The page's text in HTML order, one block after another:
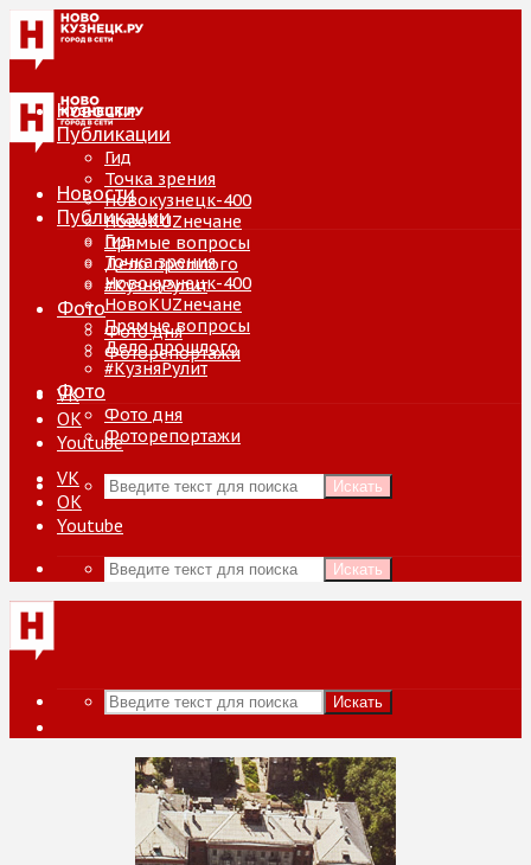
Новости
Публикации
Гид
Точка зрения
Новокузнецк-400
НовоKUZнечане
Прямые вопросы
Дело прошлого
#КузняРулит
Фото
Фото дня
Фоторепортажи
VK
ОК
Youtube
Искать
Новости
Публикации
Гид
Точка зрения
Новокузнецк-400
НовоKUZнечане
Прямые вопросы
Дело прошлого
#КузняРулит
Фото
Фото дня
Фоторепортажи
VK
ОК
Youtube
Искать
Искать